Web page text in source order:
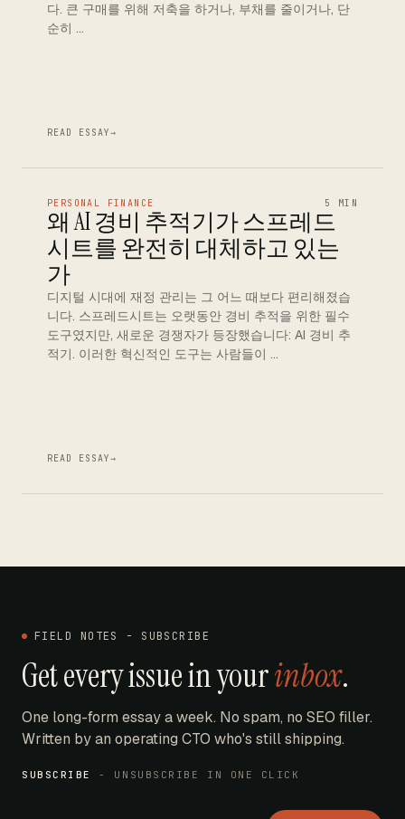
다. 큰 구매를 위해 저축을 하거나, 부채를 줄이거나, 단
순히 …
READ ESSAY→
PERSONAL FINANCE 5 MIN
왜 AI 경비 추적기가 스프레드
시트를 완전히 대체하고 있는
가
디지털 시대에 재정 관리는 그 어느 때보다 편리해졌습
니다. 스프레드시트는 오랫동안 경비 추적을 위한 필수
도구였지만, 새로운 경쟁자가 등장했습니다: AI 경비 추
적기. 이러한 혁신적인 도구는 사람들이 …
READ ESSAY→
FIELD NOTES - SUBSCRIBE
Get every issue in yourinbox.
One long-form essay a week. No spam, no SEO filler.
Written by an operating CTO who's still shipping.
SUBSCRIBE - UNSUBSCRIBE IN ONE CLICK